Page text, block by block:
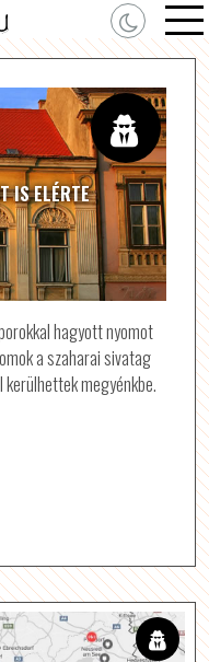
IS ELÉRTE
hagyott nyomot
a szaharai sivatag
megyénkbe.